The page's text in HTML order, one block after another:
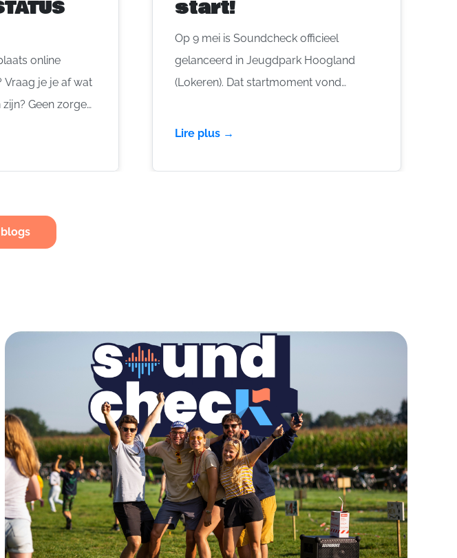
online
Vraag je je af wat
Geen zorgen!
je eenvoudig
het werkt.
start!
Op 9 mei is Soundcheck officieel
gelanceerd in Jeugdpark Hoogland
(Lokeren). Dat startmoment vond
met een mooie reportage van VRT.
duidelijk waar het om draait … het mag
Lire plus →